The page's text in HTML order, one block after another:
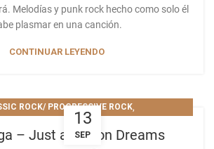
Melodías y punk rock hecho como solo él
plasmar en una canción.
CONTINUAR LEYENDO
13
SEP
ROCK/ PROGRESSIVE ROCK,
POP/ NEW WAVE/ GLAM
– Just a Million Dreams